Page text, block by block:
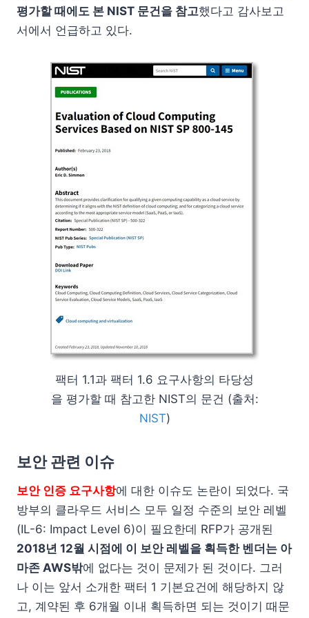
평가할 때에도 본 NIST 문건을 참고했다고 감사보고
서에서 언급하고 있다.
팩터 1.1과 팩터 1.6 요구사항의 타당성
을 평가할 때 참고한 NIST의 문건 (출처:
NIST)
보안 관련 이슈
보안 인증 요구사항에 대한 이슈도 논란이 되었다. 국
방부의 클라우드 서비스 모두 일정 수준의 보안 레벨
(IL-6: Impact Level 6)이 필요한데 RFP가 공개된
2018년 12월 시점에 이 보안 레벨을 획득한 벤더는 아
마존 AWS밖에 없다는 것이 문제가 된 것이다. 그러
나 이는 앞서 소개한 팩터 1 기본요건에 해당하지 않
고, 계약된 후 6개월 이내 획득하면 되는 것이기 때문